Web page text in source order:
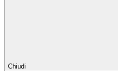
Chiudi